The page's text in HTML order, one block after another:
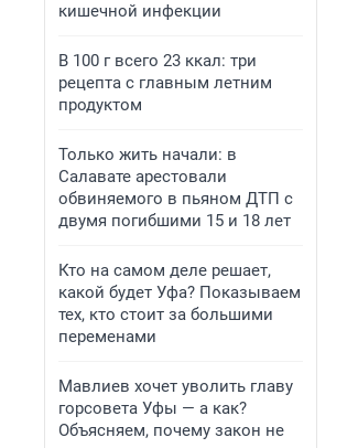
кишечной инфекции
В 100 г всего 23 ккал: три
рецепта с главным летним
продуктом
Только жить начали: в
Салавате арестовали
обвиняемого в пьяном ДТП с
двумя погибшими 15 и 18 лет
Кто на самом деле решает,
какой будет Уфа? Показываем
тех, кто стоит за большими
переменами
Мавлиев хочет уволить главу
горсовета Уфы — а как?
Объясняем, почему закон не